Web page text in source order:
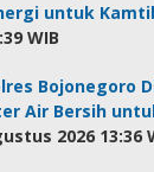
untuk
WIB
Bojonegoro
Air Bersih
2026 13:36